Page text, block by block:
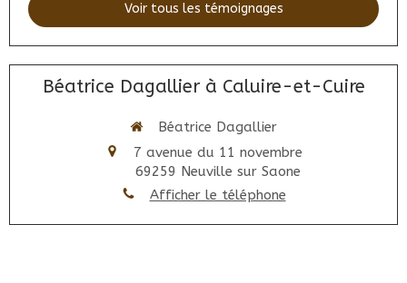
Voir tous les témoignages
Béatrice Dagallier à Caluire-et-Cuire
Béatrice Dagallier
7 avenue du 11 novembre
69259 Neuville sur Saone
Afficher le téléphone